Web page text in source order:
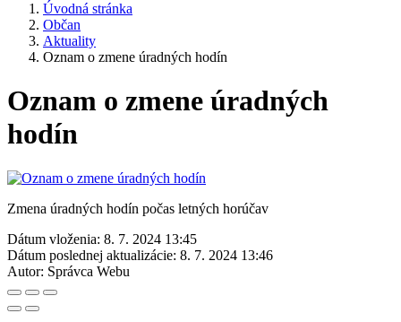
Úvodná stránka
Občan
Aktuality
Oznam o zmene úradných hodín
Oznam o zmene úradných
hodín
Zmena úradných hodín počas letných horúčav
Dátum vloženia: 8. 7. 2024 13:45
Dátum poslednej aktualizácie: 8. 7. 2024 13:46
Autor: Správca Webu